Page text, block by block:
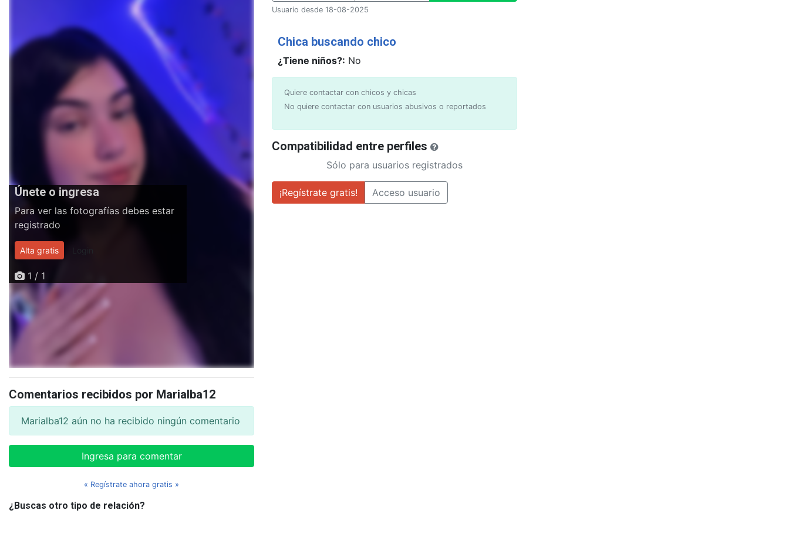
Únete o ingresa
Para ver las fotografías debes estar
registrado
Alta gratis Login
1 / 1
Comentarios recibidos por Marialba12
Marialba12 aún no ha recibido ningún comentario
Ingresa para comentar
« Regístrate ahora gratis »
Usuario desde 18-08-2025
Chica buscando chico
¿Tiene niños?: No
Quiere contactar con chicos y chicas
No quiere contactar con usuarios abusivos o reportados
Compatibilidad entre perfiles
Sólo para usuarios registrados
¡Regístrate gratis! Acceso usuario
¿Buscas otro tipo de relación?